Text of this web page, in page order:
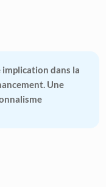
dans la
Une